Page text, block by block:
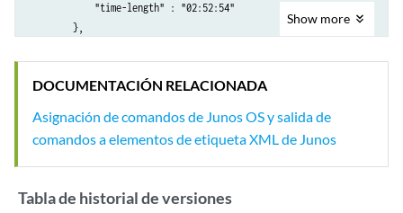
                "attributes" : {"junos:seconds" : "10004"}
            }
        ],
        "protocols-started-time" : [
            {
                "data" : "2018-05-15 10:59:33 PDT",
            "time-length" : "02:52:54"
        },
            "date-time" : "2018-05-15 10:59:33 PDT",
        },
        "last-configured-time" :
        {
            "time-length" : "00:00:16",
Show more
DOCUMENTACIÓN RELACIONADA
Asignación de comandos de Junos OS y salida de
comandos a elementos de etiqueta XML de Junos
Tabla de historial de versiones